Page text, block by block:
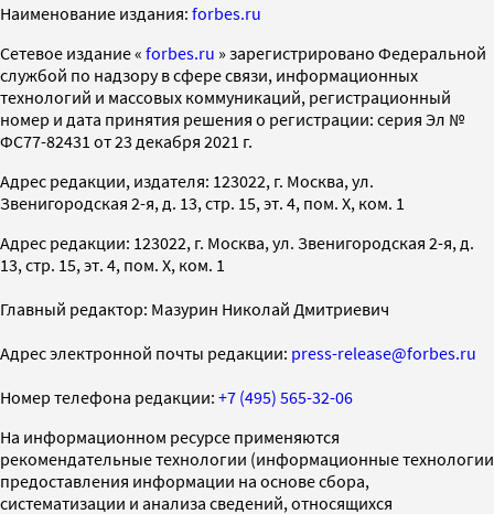
Наименование издания: forbes.ru
Cетевое издание « forbes.ru » зарегистрировано Федеральной
службой по надзору в сфере связи, информационных
технологий и массовых коммуникаций, регистрационный
номер и дата принятия решения о регистрации: серия Эл №
ФС77-82431 от 23 декабря 2021 г.
Адрес редакции, издателя: 123022, г. Москва, ул.
Звенигородская 2-я, д. 13, стр. 15, эт. 4, пом. X, ком. 1
Адрес редакции: 123022, г. Москва, ул. Звенигородская 2-я, д.
13, стр. 15, эт. 4, пом. X, ком. 1
Главный редактор: Мазурин Николай Дмитриевич
Адрес электронной почты редакции: press-release@forbes.ru
Номер телефона редакции: +7 (495) 565-32-06
На информационном ресурсе применяются
рекомендательные технологии (информационные технологии
предоставления информации на основе сбора,
систематизации и анализа сведений, относящихся